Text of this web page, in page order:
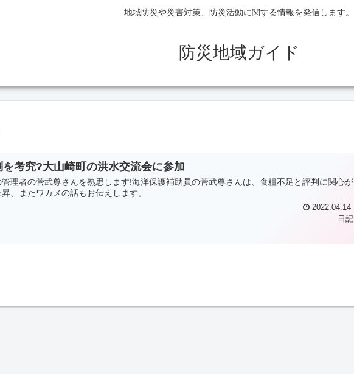
地域防災や災害対策、防災活動に関する情報を発信します。
防災地域ガイド
考究?大山崎町の洪水交流会に参加
理者の菅武尊さんを熟思します!海洋保護補助員の菅武尊さんは、食糧不足と評判に関心が
、またワカメの話もお伝えします。
2022.04.14
日記